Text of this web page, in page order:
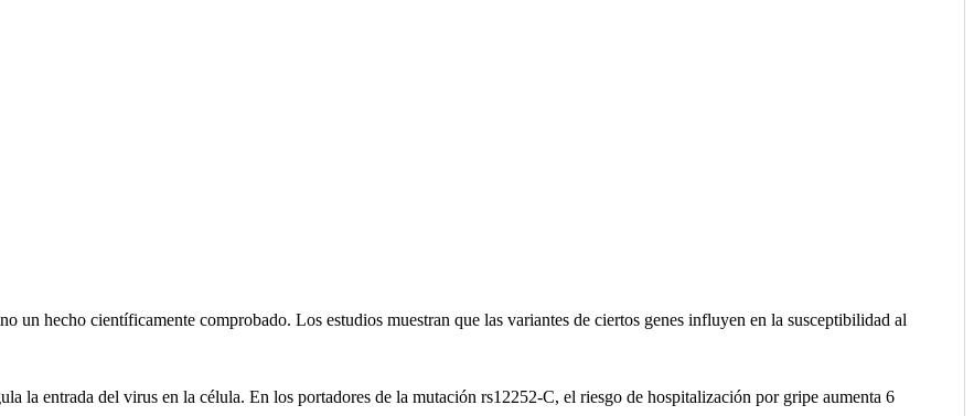
un hecho científicamente comprobado. Los estudios muestran que las variantes de ciertos genes influyen en la susceptibilidad al
la entrada del virus en la célula. En los portadores de la mutación rs12252-C, el riesgo de hospitalización por gripe aumenta 6